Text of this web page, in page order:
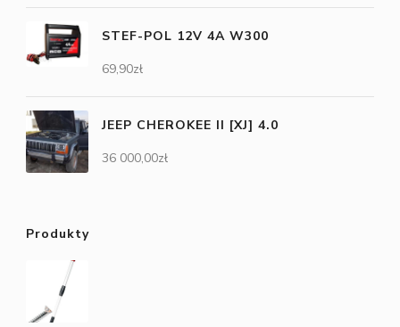
STEF-POL 12V 4A W300
69,90zł
JEEP CHEROKEE II [XJ] 4.0
36 000,00zł
Produkty